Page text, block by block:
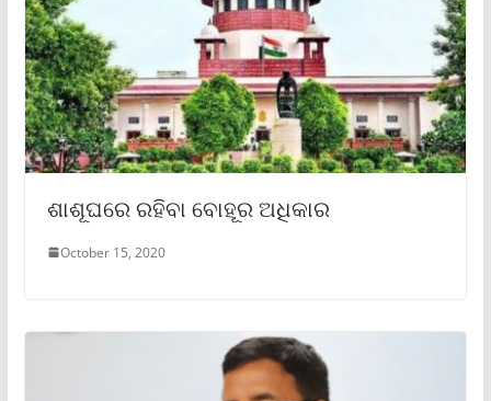
ଶାଶୂଘରେ ରହିବା ବୋହୂର ଅଧିକାର
October 15, 2020